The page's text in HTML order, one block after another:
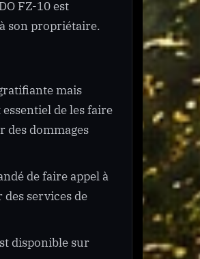
FZ-10 est
son propriétaire.
mais
de les faire
des dommages
de faire appel à
services de
disponible sur